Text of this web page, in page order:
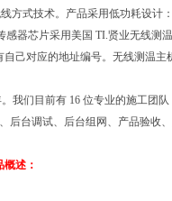
方式技术。产品采用低功耗设计
感器芯片采用美国 TI.贤业无线
己对应的地址编号。无线测温主
我们目前有 16 位专业的施工团
后台调试、后台组网、产品验收、
述：